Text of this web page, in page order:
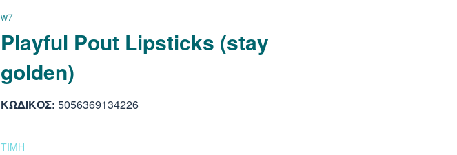
w7
Playful Pout Lipsticks (stay
golden)
ΚΩΔΙΚΟΣ: 5056369134226
ΤΙΜΗ